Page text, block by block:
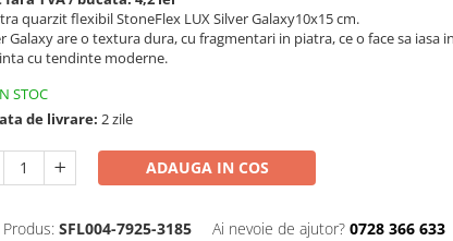
quarzit flexibil StoneFlex LUX Silver Galaxy10x15 cm.
Galaxy are o textura dura, cu fragmentari in piatra, ce o face sa iasa
cu tendinte moderne.
STOC
de livrare: 2 zile
ADAUGA IN COS
SFL004-7925-3185 Ai nevoie de ajutor? 0728 366 633